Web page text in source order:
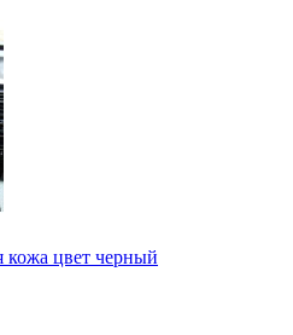
кожа цвет черный